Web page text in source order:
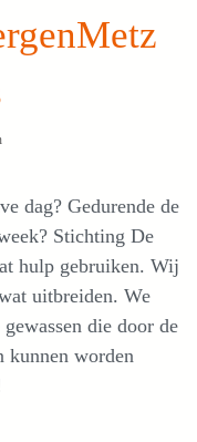
dag? Gedurende de
Stichting De
hulp gebruiken. Wij
uitbreiden. We
die door de
kunnen worden